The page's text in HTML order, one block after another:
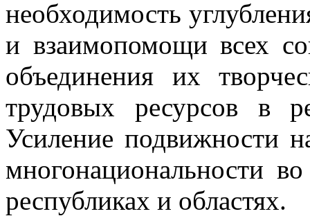
необходимость
и взаимопомощи всех
объединения их
трудовых ресурсов в
Усиление подвижности
многонациональности
республиках и областях.